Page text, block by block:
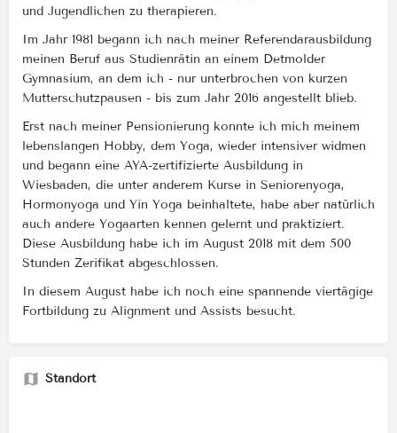
und Jugendlichen zu therapieren.
Im Jahr 1981 begann ich nach meiner Referendarausbildung
meinen Beruf aus Studienrätin an einem Detmolder
Gymnasium, an dem ich - nur unterbrochen von kurzen
Mutterschutzpausen - bis zum Jahr 2016 angestellt blieb.
Erst nach meiner Pensionierung konnte ich mich meinem
lebenslangen Hobby, dem Yoga, wieder intensiver widmen
und begann eine AYA-zertifizierte Ausbildung in
Wiesbaden, die unter anderem Kurse in Seniorenyoga,
Hormonyoga und Yin Yoga beinhaltete, habe aber natürlich
auch andere Yogaarten kennen gelernt und praktiziert.
Diese Ausbildung habe ich im August 2018 mit dem 500
Stunden Zerifikat abgeschlossen.
In diesem August habe ich noch eine spannende viertägige
Fortbildung zu Alignment und Assists besucht.
Standort